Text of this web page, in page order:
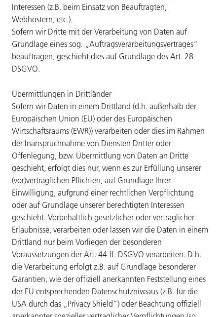
Interessen (z.B. beim Einsatz von Beauftragten,
Webhostern, etc.).
Sofern wir Dritte mit der Verarbeitung von Daten auf
Grundlage eines sog. „Auftragsverarbeitungsvertrages“
beauftragen, geschieht dies auf Grundlage des Art. 28
DSGVO.
Übermittlungen in Drittländer
Sofern wir Daten in einem Drittland (d.h. außerhalb der
Europäischen Union (EU) oder des Europäischen
Wirtschaftsraums (EWR)) verarbeiten oder dies im Rahmen
der Inanspruchnahme von Diensten Dritter oder
Offenlegung, bzw. Übermittlung von Daten an Dritte
geschieht, erfolgt dies nur, wenn es zur Erfüllung unserer
(vor)vertraglichen Pflichten, auf Grundlage Ihrer
Einwilligung, aufgrund einer rechtlichen Verpflichtung
oder auf Grundlage unserer berechtigten Interessen
geschieht. Vorbehaltlich gesetzlicher oder vertraglicher
Erlaubnisse, verarbeiten oder lassen wir die Daten in einem
Drittland nur beim Vorliegen der besonderen
Voraussetzungen der Art. 44 ff. DSGVO verarbeiten. D.h.
die Verarbeitung erfolgt z.B. auf Grundlage besonderer
Garantien, wie der offiziell anerkannten Feststellung eines
der EU entsprechenden Datenschutzniveaus (z.B. für die
USA durch das „Privacy Shield“) oder Beachtung offiziell